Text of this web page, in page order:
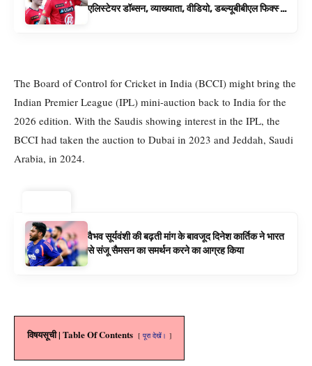
एलिस्टेयर डॉब्सन, व्याख्याता, वीडियो, डब्ल्यूबीबीएल फिक्स्चर
The Board of Control for Cricket in India (BCCI) might bring the
Indian Premier League (IPL) mini-auction back to India for the
2026 edition. With the Saudis showing interest in the IPL, the
BCCI had taken the auction to Dubai in 2023 and Jeddah, Saudi
Arabia, in 2024.
वैभव सूर्यवंशी की बढ़ती मांग के बावजूद दिनेश कार्तिक ने भारत
से संजू सैमसन का समर्थन करने का आग्रह किया
विषयसूची | Table Of Contents पूरा देखें।